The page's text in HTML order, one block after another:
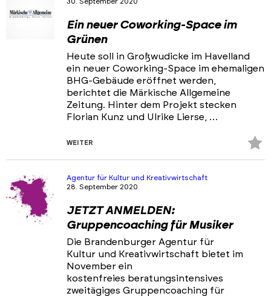
Portfolios
Ein neuer Coworking-Space im
Grünen
Heute soll in Großwudicke im Havelland
ein neuer Coworking-Space im ehemaligen
BHG-Gebäude eröffnet werden,
berichtet die Märkische Allgemeine
Zeitung. Hinter dem Projekt stecken
Florian Kunz und Ulrike Lierse, …
WEITER
Agentur für Kultur und Kreativwirtschaft
28. September 2020
JETZT ANMELDEN:
Gruppencoaching für Musiker
Die Brandenburger Agentur für
Kultur und Kreativwirtschaft bietet im
November ein
kostenfreies beratungsintensives
zweitägiges Gruppencoaching für